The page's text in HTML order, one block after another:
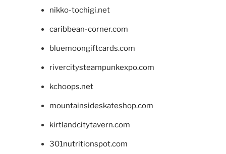
nikko-tochigi.net
caribbean-corner.com
bluemoongiftcards.com
rivercitysteampunkexpo.com
kchoops.net
mountainsideskateshop.com
kirtlandcitytavern.com
301nutritionspot.com